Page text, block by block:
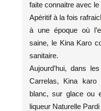
faite connaitre avec
Apéritif à la fois
à une époque où
saine, le Kina Karo
sanitaire.
Aujourd’hui, dans
Carrelas, Kina karo
blanc, sur glace ou
liqueur Naturelle Pardi